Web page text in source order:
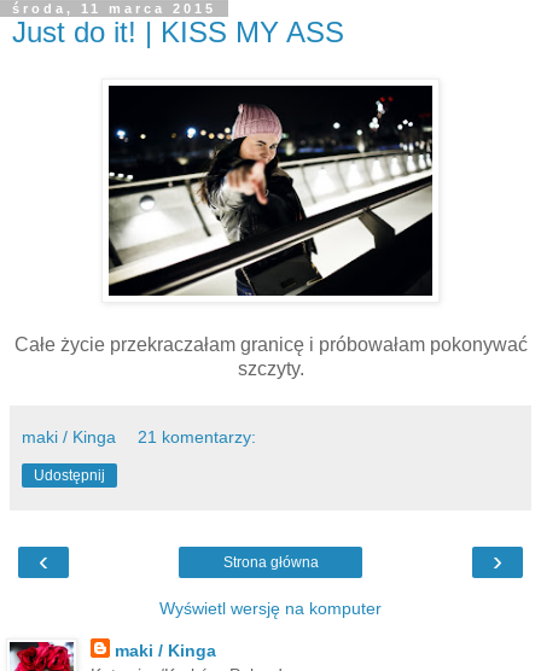
środa, 11 marca 2015
Just do it! | KISS MY ASS
Całe życie przekraczałam granicę i próbowałam pokonywać
szczyty.
maki / Kinga 21 komentarzy:
Udostępnij
‹ ›
Strona główna
Wyświetl wersję na komputer
maki / Kinga